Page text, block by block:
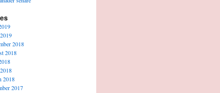
2018
2018
2018
2017